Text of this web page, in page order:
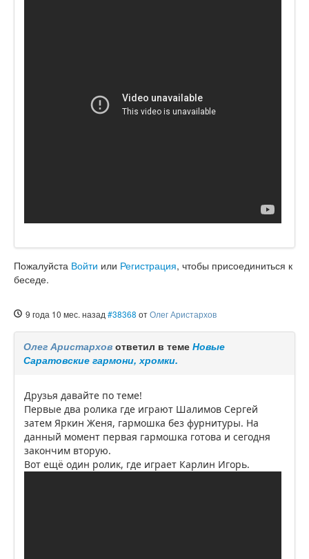
Пожалуйста Войти или Регистрация, чтобы присоединиться к
беседе.
9 года 10 мес. назад #38368 отОлег Аристархов
Олег Аристархов ответил в теме Новые
Саратовские гармони, хромки.
Друзья давайте по теме!
Первые два ролика где играют Шалимов Сергей
затем Яркин Женя, гармошка без фурнитуры. На
данный момент первая гармошка готова и сегодня
закончим вторую.
Вот ещё один ролик, где играет Карлин Игорь.